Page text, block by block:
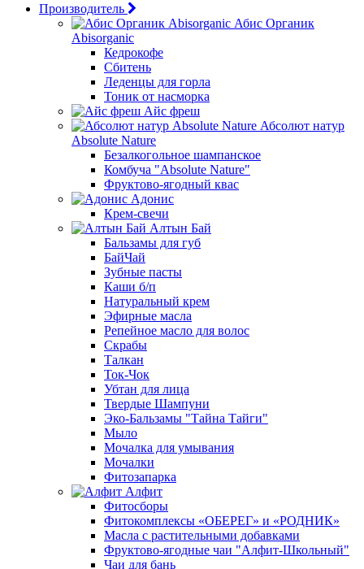
Производитель
Абис Органик
Abisorganic
Кедрокофе
Сбитень
Леденцы для горла
Тоник от насморка
Айс фреш
Абсолют натур
Absolute Nature
Безалкогольное шампанское
Комбуча "Absolute Nature"
Фруктово-ягодный квас
Адонис
Крем-свечи
Алтын Бай
Бальзамы для губ
БайЧай
Зубные пасты
Каши б/п
Натуральный крем
Эфирные масла
Репейное масло для волос
Скрабы
Талкан
Ток-Чок
Убтан для лица
Твердые Шампуни
Эко-Бальзамы "Тайна Тайги"
Мыло
Мочалка для умывания
Мочалки
Фитозапарка
Алфит
Фитосборы
Фитокомплексы «ОБЕРЕГ» и «РОДНИК»
Масла с растительными добавками
Фруктово-ягодные чаи "Алфит-Школьный"
Чаи для бань